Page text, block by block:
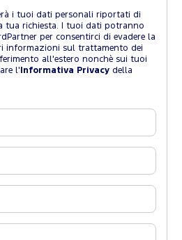
i tuoi dati personali riportati di
tua richiesta. I tuoi dati potranno
per consentirci di evadere la
informazioni sul trattamento dei
all'estero nonchè sui tuoi
l' Informativa Privacy della